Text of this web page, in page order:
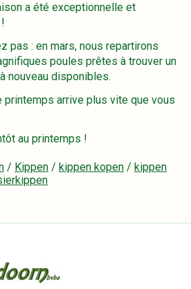
a été exceptionnelle et
pas : en mars, nous repartirons
poules prêtes à trouver un
nouveau disponibles.
printemps arrive plus vite que vous
au printemps !
/ Kippen / kippen kopen / kippen